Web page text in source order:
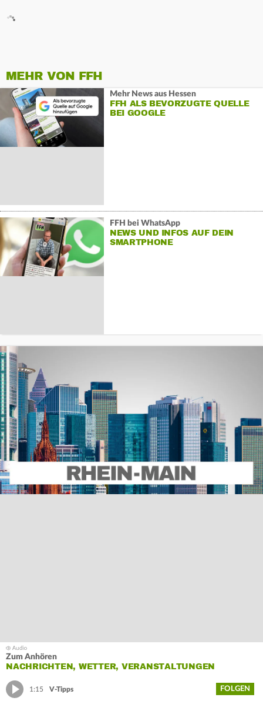
MEHR VON FFH
Mehr News aus Hessen
FFH ALS BEVORZUGTE QUELLE
BEI GOOGLE
FFH bei WhatsApp
NEWS UND INFOS AUF DEIN
SMARTPHONE
Zum Anhören
NACHRICHTEN, WETTER, VERANSTALTUNGEN
1:15 V-Tipps FOLGEN